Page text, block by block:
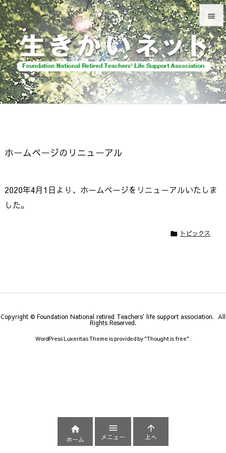


メニュ

前へ

次へ
ホームページのリニューアル
2020年4月1日より、ホームページをリニューアルいたしま
した。
 トピックス
Copyright © Foundation National retired Teachers' life support association. All
Rights Reserved.
WordPress Luxeritas Theme is provided by "Thought is free".

ホーム

メニュー

上へ